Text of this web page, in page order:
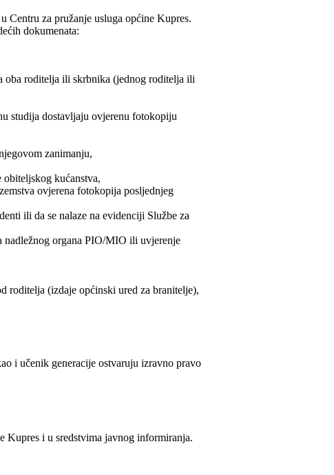
Centru za pružanje usluga općine Kupres.
dokumenata:
oba roditelja ili skrbnika (jednog roditelja ili
studija dostavljaju ovjerenu fotokopiju
zanimanju,
obiteljskog kućanstva,
ovjerena fotokopija posljednjeg
ili da se nalaze na evidenciji Službe za
nadležnog organa PIO/MIO ili uvjerenje
roditelja (izdaje općinski ured za branitelje),
i učenik generacije ostvaruju izravno pravo
Kupres i u sredstvima javnog informiranja.